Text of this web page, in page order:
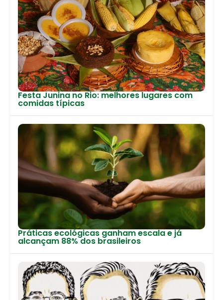
Festa Junina no Rio: melhores lugares com
comidas típicas
Práticas ecológicas ganham escala e já
alcançam 88% dos brasileiros